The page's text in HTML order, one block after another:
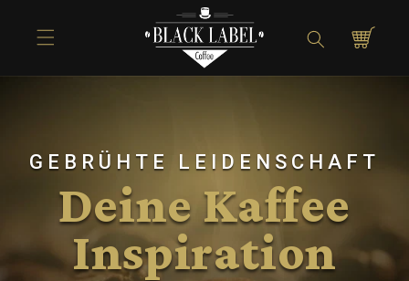
Inhalt
Warenkorb
GEBRÜHTE LEIDENSCHAFT
Deine Kaffee
Inspiration